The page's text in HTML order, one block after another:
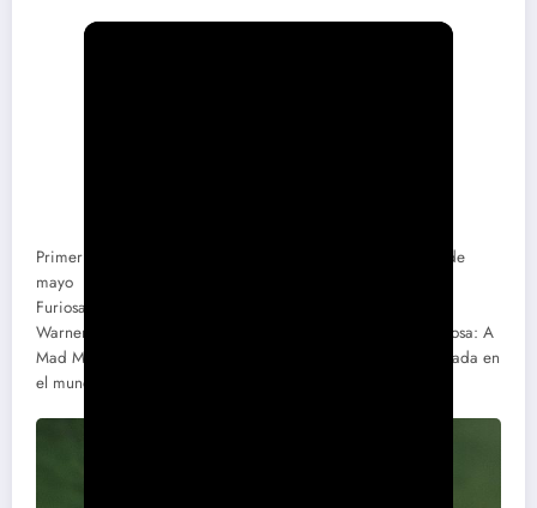
Primer trailer de Furiosa: A Mad Max Saga, en cines el 24 de
mayo
Furiosa: de la saga Mad Max | Tráiler Oficial
Warner Bros. Pictures ha publicado el primer trailer de Furiosa: A
Mad Max Saga, la nueva película de George Miller ambientada en
el mundo distópico de Mad Max.